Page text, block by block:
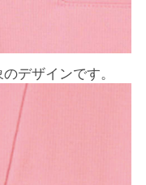
デザインです。